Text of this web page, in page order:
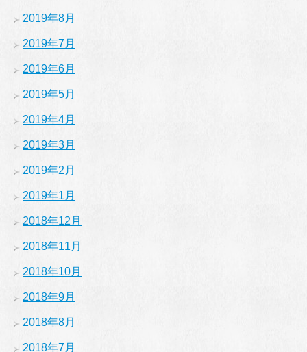
2019年8月
2019年7月
2019年6月
2019年5月
2019年4月
2019年3月
2019年2月
2019年1月
2018年12月
2018年11月
2018年10月
2018年9月
2018年8月
2018年7月